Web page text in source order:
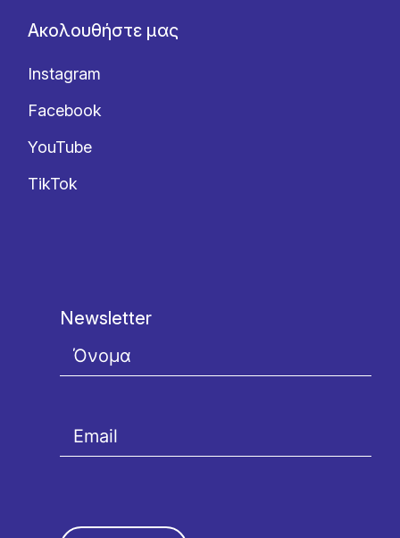
Ακολουθήστε μας
Instagram
Facebook
YouTube
TikTok
Newsletter